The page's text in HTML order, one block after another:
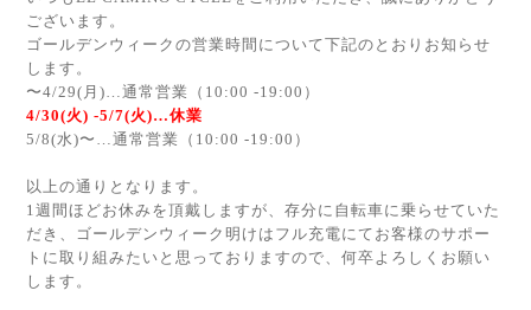
ございます。
ゴールデンウィークの営業時間について下記のとおりお知らせ
します。
〜4/29(月)…通常営業（10:00 -19:00）
4/30(火) -5/7(火)…休業
5/8(水)〜…通常営業（10:00 -19:00）
以上の通りとなります。
1週間ほどお休みを頂戴しますが、存分に自転車に乗らせていた
だき、ゴールデンウィーク明けはフル充電にてお客様のサポー
トに取り組みたいと思っておりますので、何卒よろしくお願い
します。